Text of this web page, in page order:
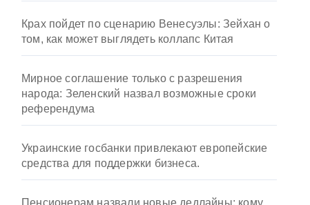
Крах пойдет по сценарию Венесуэлы: Зейхан о
том, как может выглядеть коллапс Китая
Мирное соглашение только с разрешения
народа: Зеленский назвал возможные сроки
референдума
Украинские госбанки привлекают европейские
средства для поддержки бизнеса.
Пенсионерам назвали новые дедлайны: кому